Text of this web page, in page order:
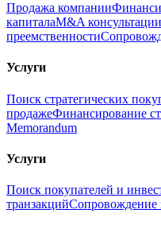
Продажа компании
капиталаM&A консультации
преемственности
Услуги
Поиск стратегических
продажеФинансирование
Memorandum
Услуги
Поиск покупателей и
транзакцийСопровождение